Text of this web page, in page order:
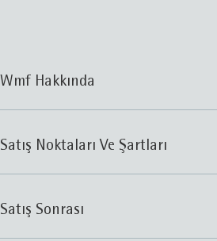
Wmf Hakkında
Satış Noktaları Ve Şartları
Satış Sonrası